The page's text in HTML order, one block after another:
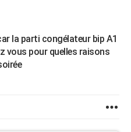
la parti congélateur bip A1
vous pour quelles raisons